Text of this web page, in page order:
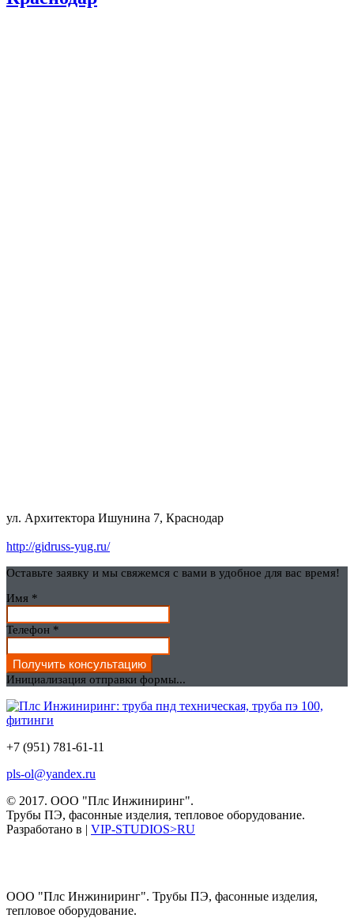
ул. Архитектора Ишунина 7, Краснодар
http://gidruss-yug.ru/
Оставьте заявку и мы свяжемся с вами в удобное для вас время!
Имя *
Телефон *
Получить консультацию
Инициализация отправки формы...
+7 (951) 781-61-11
pls-ol@yandex.ru
© 2017. ООО "Плс Инжиниринг".
Трубы ПЭ, фасонные изделия, тепловое оборудование.
Разработано в | VIP-STUDIOS>RU
ООО "Плс Инжиниринг". Трубы ПЭ, фасонные изделия,
тепловое оборудование.